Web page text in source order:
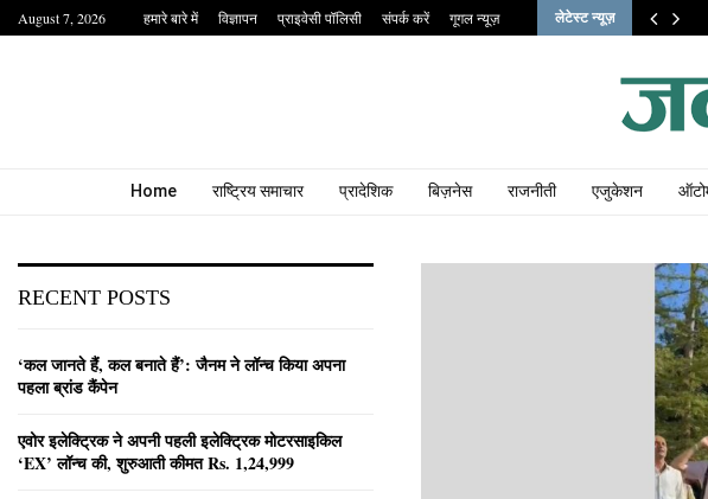
August 7, 2026 हमारे बारे में विज्ञापन प्राइवेसी पॉलिसी संपर्क करें गूगल न्यूज़ लेटेस्ट न्यूज़
Home राष्ट्रिय समाचार प्रादेशिक बिज़नेस राजनीती एजुकेशन
RECENT POSTS
‘कल जानते हैं, कल बनाते हैं’: जैनम ने लॉन्च किया अपना
पहला ब्रांड कैंपेन
एवोर इलेक्ट्रिक ने अपनी पहली इलेक्ट्रिक मोटरसाइकिल
‘EX’ लॉन्च की, शुरुआती कीमत Rs. 1,24,999